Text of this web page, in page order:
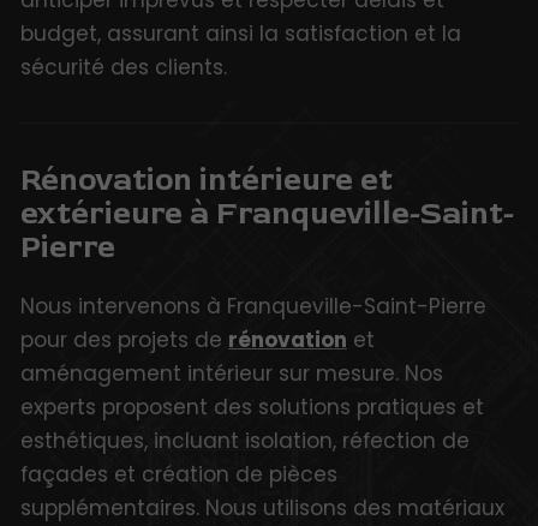
budget, assurant ainsi la satisfaction et la
sécurité des clients.
Rénovation intérieure et
extérieure à Franqueville-Saint-
Pierre
Nous intervenons à Franqueville-Saint-Pierre
pour des projets de rénovation et
aménagement intérieur sur mesure. Nos
experts proposent des solutions pratiques et
esthétiques, incluant isolation, réfection de
façades et création de pièces
supplémentaires. Nous utilisons des matériaux